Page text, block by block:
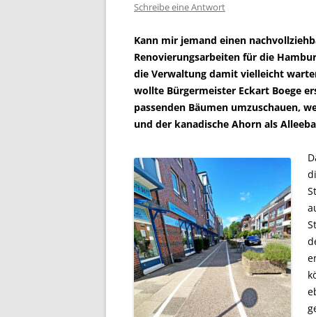
Schreibe eine Antwort
Kann mir jemand einen
Renovierungsarbeiten für die
die Verwaltung damit vielleicht
wollte Bürgermeister Eckart Boege
passenden Bäumen umzuschauen,
und der kanadische Ahorn als